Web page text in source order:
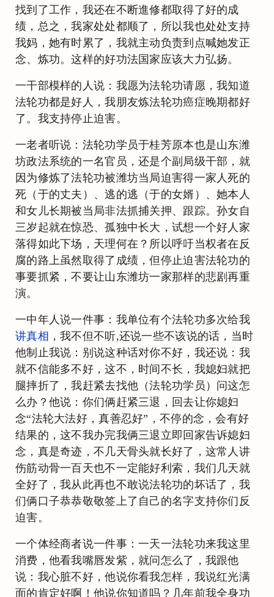
找到了工作，我还在不断進修都取得了好的成
绩，总之，我家处处都顺了，所以我也处处支持
我妈，她有时累了，我就主动负责到点喊她发正
念、炼功。这样的好功法国家应该大力弘扬。
一干部模样的人说：我愿为法轮功请愿，我知道
法轮功都是好人，我朋友炼法轮功癌症晚期都好
了。我支持停止迫害。
一老者听说：法轮功学员于桂芳原本也是山东潍
坊政法系统的一名官员，还是个副局级干部，就
因为修炼了法轮功被潍坊当局迫害得一家人死的
死（于的丈夫）、逃的逃（于的女婿）、她本人
和女儿长期被当局非法抓捕关押、跟踪。孙女自
三岁起就在惊恐、孤独中长大，试想一个好人家
落得如此下场，天理何在？所以呼吁当权者在反
腐的路上虽然取得了成绩，但停止迫害法轮功的
事要抓紧，不要让山东潍坊一家那样的悲剧再重
演。
一中年人说一件事：我单位有个法轮功多次给我
讲真相 ，我不但不听,还说一些不该说的话，当时
他制止我说：别说这种话对你不好，我还说：我
就不信能多不好，这不，时间不长，我媳妇就把
腿摔折了，我赶紧去找他（法轮功学员）问这怎
么办？他说：你们俩赶紧三退，回去让你媳妇
念“法轮大法好，真善忍好”，不停的念，会有好
结果的，这不我办完我俩三退立即回家告诉媳妇
念，真是奇迹，不几天骨头就长好了，这常人讲
伤筋动骨一百天也不一定能好利索，我们几天就
全好了，我从此再也不敢说法轮功的坏话了，我
们俩口子恭恭敬敬签上了自己的名字支持你们反
迫害。
一个体经商者说一件事：一天一法轮功来我这里
消费，他看我嘴唇发紫，就问怎么了，我跟他
说：我心脏不好，他说你看我怎样，我说红光满
面的肯定好啊！他说你知道吗？几年前我全身功